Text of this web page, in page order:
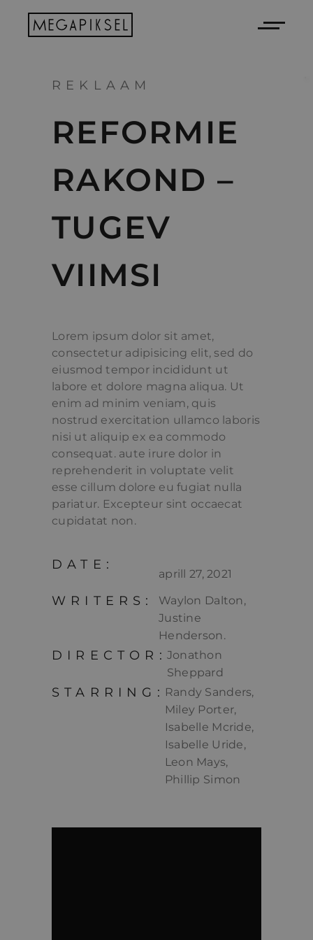
REKLAAM
REFORMIE
RAKOND –
TUGEV
VIIMSI
Lorem ipsum dolor sit amet,
consectetur adipisicing elit, sed do
eiusmod tempor incididunt ut
labore et dolore magna aliqua. Ut
enim ad minim veniam, quis
nostrud exercitation ullamco laboris
nisi ut aliquip ex ea commodo
consequat. aute irure dolor in
reprehenderit in voluptate velit
esse cillum dolore eu fugiat nulla
pariatur. Excepteur sint occaecat
cupidatat non.
DATE:
aprill 27, 2021
WRITERS:
Waylon Dalton,
Justine
Henderson.
DIRECTOR: Jonathon
Sheppard
STARRING: Randy Sanders,
Miley Porter,
Isabelle Mcride,
Isabelle Uride,
Leon Mays,
Phillip Simon